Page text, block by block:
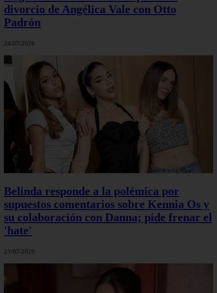
divorcio de Angélica Vale con Otto
Padrón
24/07/2026
Belinda responde a la polémica por
supuestos comentarios sobre Kennia Os y
su colaboración con Danna; pide frenar el
'hate'
23/07/2026